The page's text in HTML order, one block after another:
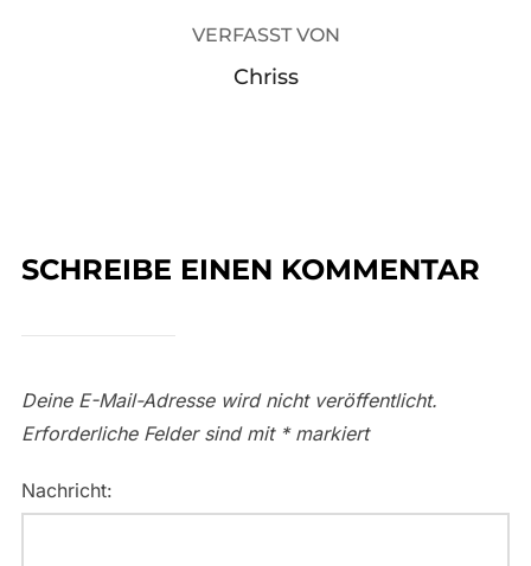
VERFASST VON
Chriss
SCHREIBE EINEN KOMMENTAR
Deine E-Mail-Adresse wird nicht veröffentlicht.
Erforderliche Felder sind mit *markiert
Nachricht: